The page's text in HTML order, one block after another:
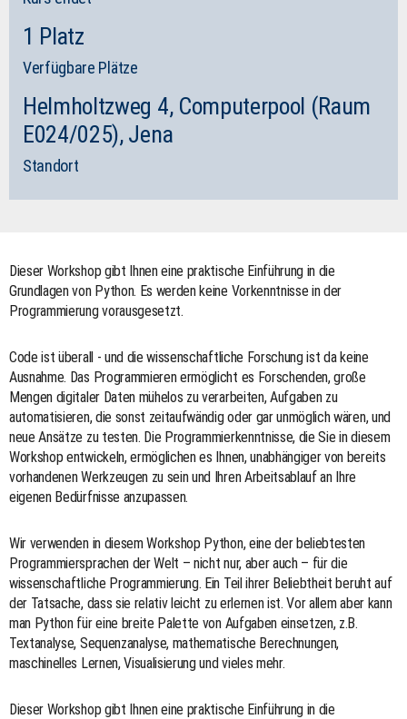
1 Platz
Verfügbare Plätze
Helmholtzweg 4, Computerpool (Raum
E024/025), Jena
Standort
Dieser Workshop gibt Ihnen eine praktische Einführung in die
Grundlagen von Python. Es werden keine Vorkenntnisse in der
Programmierung vorausgesetzt.
Code ist überall - und die wissenschaftliche Forschung ist da keine
Ausnahme. Das Programmieren ermöglicht es Forschenden, große
Mengen digitaler Daten mühelos zu verarbeiten, Aufgaben zu
automatisieren, die sonst zeitaufwändig oder gar unmöglich wären, und
neue Ansätze zu testen. Die Programmierkenntnisse, die Sie in diesem
Workshop entwickeln, ermöglichen es Ihnen, unabhängiger von bereits
vorhandenen Werkzeugen zu sein und Ihren Arbeitsablauf an Ihre
eigenen Bedürfnisse anzupassen.
Wir verwenden in diesem Workshop Python, eine der beliebtesten
Programmiersprachen der Welt – nicht nur, aber auch – für die
wissenschaftliche Programmierung. Ein Teil ihrer Beliebtheit beruht auf
der Tatsache, dass sie relativ leicht zu erlernen ist. Vor allem aber kann
man Python für eine breite Palette von Aufgaben einsetzen, z.B.
Textanalyse, Sequenzanalyse, mathematische Berechnungen,
maschinelles Lernen, Visualisierung und vieles mehr.
Dieser Workshop gibt Ihnen eine praktische Einführung in die